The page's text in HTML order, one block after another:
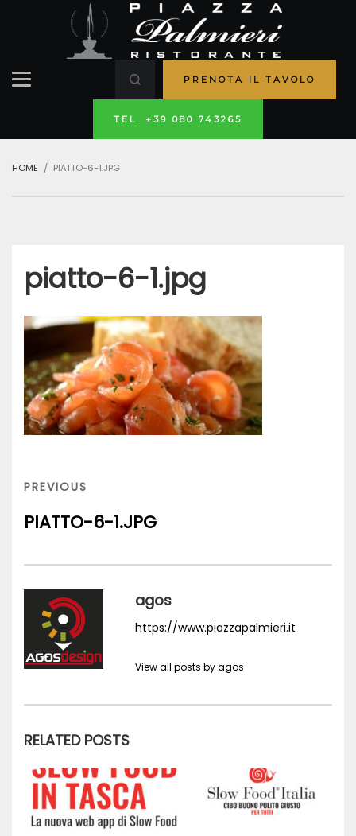
PRENOTA IL TAVOLO
TEL. +39 080 743265
HOME PIATTO-6-1.JPG
piatto-6-1.jpg
articoli
PREVIOUS
PREVIOUS
PIATTO-6-1.JPG
agos
https://www.piazzapalmieri.it
View all posts by agos
RELATED POSTS